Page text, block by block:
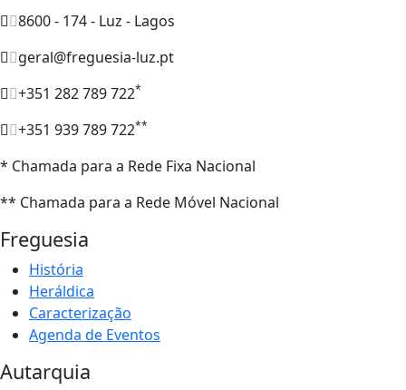
8600 - 174 - Luz - Lagos
geral@freguesia-luz.pt
+351 282 789 722*
+351 939 789 722**
* Chamada para a Rede Fixa Nacional
** Chamada para a Rede Móvel Nacional
Freguesia
História
Heráldica
Caracterização
Agenda de Eventos
Autarquia